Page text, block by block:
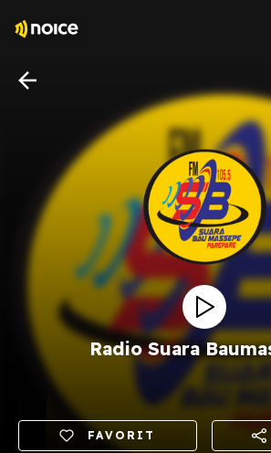
Radio Suara
FAVORIT